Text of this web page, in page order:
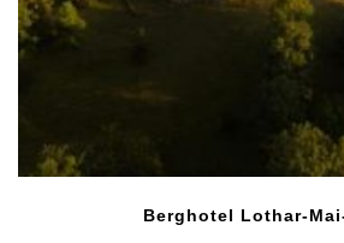
Berghotel Lothar-